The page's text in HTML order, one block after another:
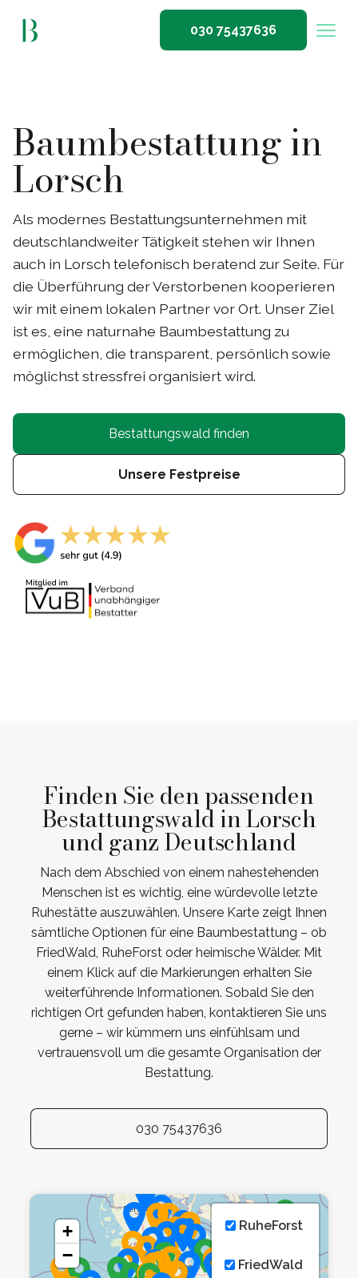
030 75437636
Baumbestattung in
Lorsch
Als modernes Bestattungsunternehmen mit
deutschlandweiter Tätigkeit stehen wir Ihnen
auch in Lorsch telefonisch beratend zur Seite. Für
die Überführung der Verstorbenen kooperieren
wir mit einem lokalen Partner vor Ort. Unser Ziel
ist es, eine naturnahe Baumbestattung zu
ermöglichen, die transparent, persönlich sowie
möglichst stressfrei organisiert wird.
Bestattungswald finden
Unsere Festpreise
Finden Sie den passenden
Bestattungswald in Lorsch
und ganz Deutschland
Nach dem Abschied von einem nahestehenden
Menschen ist es wichtig, eine würdevolle letzte
Ruhestätte auszuwählen. Unsere Karte zeigt Ihnen
sämtliche Optionen für eine Baumbestattung – ob
FriedWald, RuheForst oder heimische Wälder. Mit
einem Klick auf die Markierungen erhalten Sie
weiterführende Informationen. Sobald Sie den
richtigen Ort gefunden haben, kontaktieren Sie uns
gerne – wir kümmern uns einfühlsam und
vertrauensvoll um die gesamte Organisation der
Bestattung.
030 75437636
+
−
RuheForst
FriedWald